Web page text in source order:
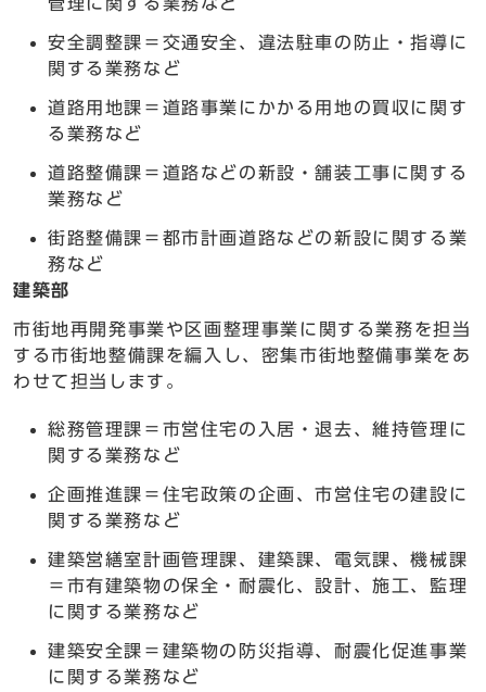
安全調整課＝交通安全、違法駐車の防止・指導に
関する業務など
道路用地課＝道路事業にかかる用地の買収に関す
る業務など
道路整備課＝道路などの新設・舗装工事に関する
業務など
街路整備課＝都市計画道路などの新設に関する業
務など
建築部
市街地再開発事業や区画整理事業に関する業務を担当
する市街地整備課を編入し、密集市街地整備事業をあ
わせて担当します。
総務管理課＝市営住宅の入居・退去、維持管理に
関する業務など
企画推進課＝住宅政策の企画、市営住宅の建設に
関する業務など
建築営繕室計画管理課、建築課、電気課、機械課
＝市有建築物の保全・耐震化、設計、施工、監理
に関する業務など
建築安全課＝建築物の防災指導、耐震化促進事業
に関する業務など